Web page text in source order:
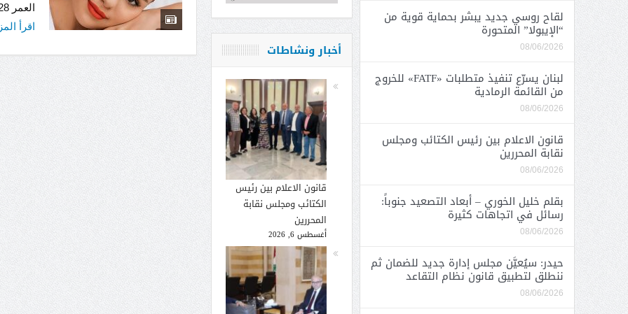
العمر 28 عامًا إلى أنها تفكر في الابتعاد عن ال...
اقرأ
أخبار ونشاطات
قانون الاعلام بين رئيس
الكتائب ومجلس نقابة
المحررين
أغسطس 6, 2026
لقاح روسي جديد يبشر بحماية قوية من
“الإيبولا” المتحورة
08/06/2026
لبنان يسرّع تنفيذ متطلبات «FATF» للخروج
من القائمة الرمادية
08/06/2026
قانون الاعلام بين رئيس الكتائب ومجلس
نقابة المحررين
08/06/2026
بقلم خليل الخوري – أبعاد التصعيد جنوباً:
رسائل في اتجاهات كثيرة
08/06/2026
حيدر: سيُعيَّن مجلس إدارة جديد للضمان ثم
ننطلق لتطبيق قانون نظام التقاعد
08/06/2026